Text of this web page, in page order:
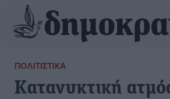
ΠΟΛΙΤΙΣΤΙΚΆ
Κατανυκτική